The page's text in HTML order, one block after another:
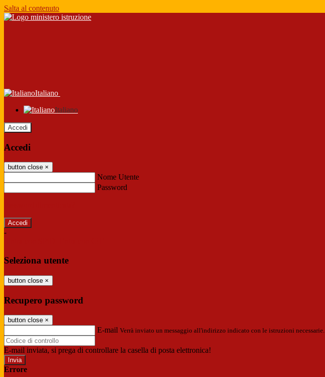
Salta al contenuto
Italiano
Italiano
Accedi
Accedi
button close ×
Nome Utente
Password
-
Seleziona utente
button close ×
Recupero password
button close ×
E-mail Verrà inviato un messaggio all'indirizzo indicato con le istruzioni necessarie.
E-mail inviata, si prega di controllare la casella di posta elettronica!
Errore